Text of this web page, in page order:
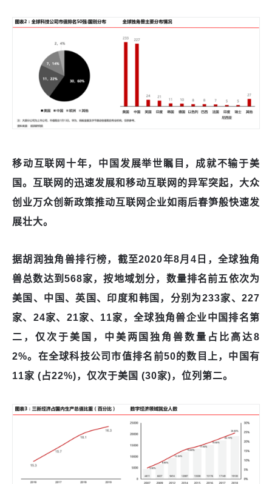
移动互联网十年，中国发展举世瞩目，成就不输于美
国。互联网的迅速发展和移动互联网的异军突起，大众
创业万众创新政策推动互联网企业如雨后春笋般快速发
展壮大。
据胡润独角兽排行榜，截至2020年8月4日，全球独角
兽总数达到568家，按地域划分，数量排名前五依次为
美国、中国、英国、印度和韩国，分别为233家、227
家、24家、21家、11家，全球独角兽企业中国排名第
二，仅次于美国，中美两国独角兽数量占比高达8
2%。在全球科技公司市值排名前50的数目上，中国有
11家 (占22%)，仅次于美国 (30家)，位列第二。